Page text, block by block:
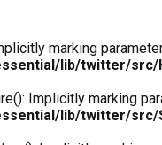
marking
lib/twitter/src/
Implicitly marking
lib/twitter/src/